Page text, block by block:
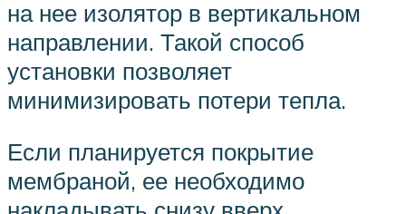
на нее изолятор в вертикальном
направлении. Такой способ
установки позволяет
минимизировать потери тепла.
Если планируется покрытие
мембраной, ее необходимо